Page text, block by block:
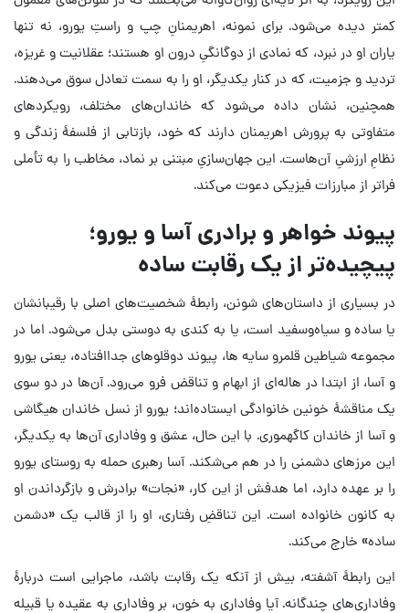
کمتر دیده می‌شود. برای نمونه، اهریمنانِ چپ و راستِ یورو، نه تنها
یاران او در نبرد، که نمادی از دوگانگیِ درون او هستند؛ عقلانیت و غریزه،
تردید و جزمیت، که در کنار یکدیگر، او را به سمت تعادل سوق می‌دهند.
همچنین، نشان داده می‌شود که خاندان‌های مختلف، رویکردهای
متفاوتی به پرورش اهریمنان دارند که خود، بازتابی از فلسفهٔ زندگی و
نظامِ ارزشیِ آن‌هاست. این جهان‌سازیِ مبتنی بر نماد، مخاطب را به تأملی
فراتر از مبارزات فیزیکی دعوت می‌کند.
پیوند خواهر و برادری آسا و یورو؛
پیچیده‌تر از یک رقابت ساده
در بسیاری از داستان‌های شونن، رابطهٔ شخصیت‌های اصلی با رقیبانشان
یا ساده و سیاه‌وسفید است، یا به کندی به دوستی بدل می‌شود. اما در
مجموعه شیاطین قلمرو سایه ها، پیوند دوقلوهای جداافتاده، یعنی یورو
و آسا، از ابتدا در هاله‌ای از ابهام و تناقض فرو می‌رود. آن‌ها در دو سوی
یک مناقشهٔ خونین خانوادگی ایستاده‌اند؛ یورو از نسل خاندان هیگاشی
و آسا از خاندان کاگهموری. با این حال، عشق و وفاداری آن‌ها به یکدیگر،
این مرزهای دشمنی را در هم می‌شکند. آسا رهبری حمله به روستای یورو
را بر عهده دارد، اما هدفش از این کار، «نجات» برادرش و بازگرداندن او
به کانون خانواده است. این تناقضِ رفتاری، او را از قالب یک «دشمن
ساده» خارج می‌کند.
این رابطهٔ آشفته، بیش از آنکه یک رقابت باشد، ماجرایی است دربارهٔ
وفاداری‌های چندگانه. آیا وفاداری به خون، بر وفاداری به عقیده یا قبیله